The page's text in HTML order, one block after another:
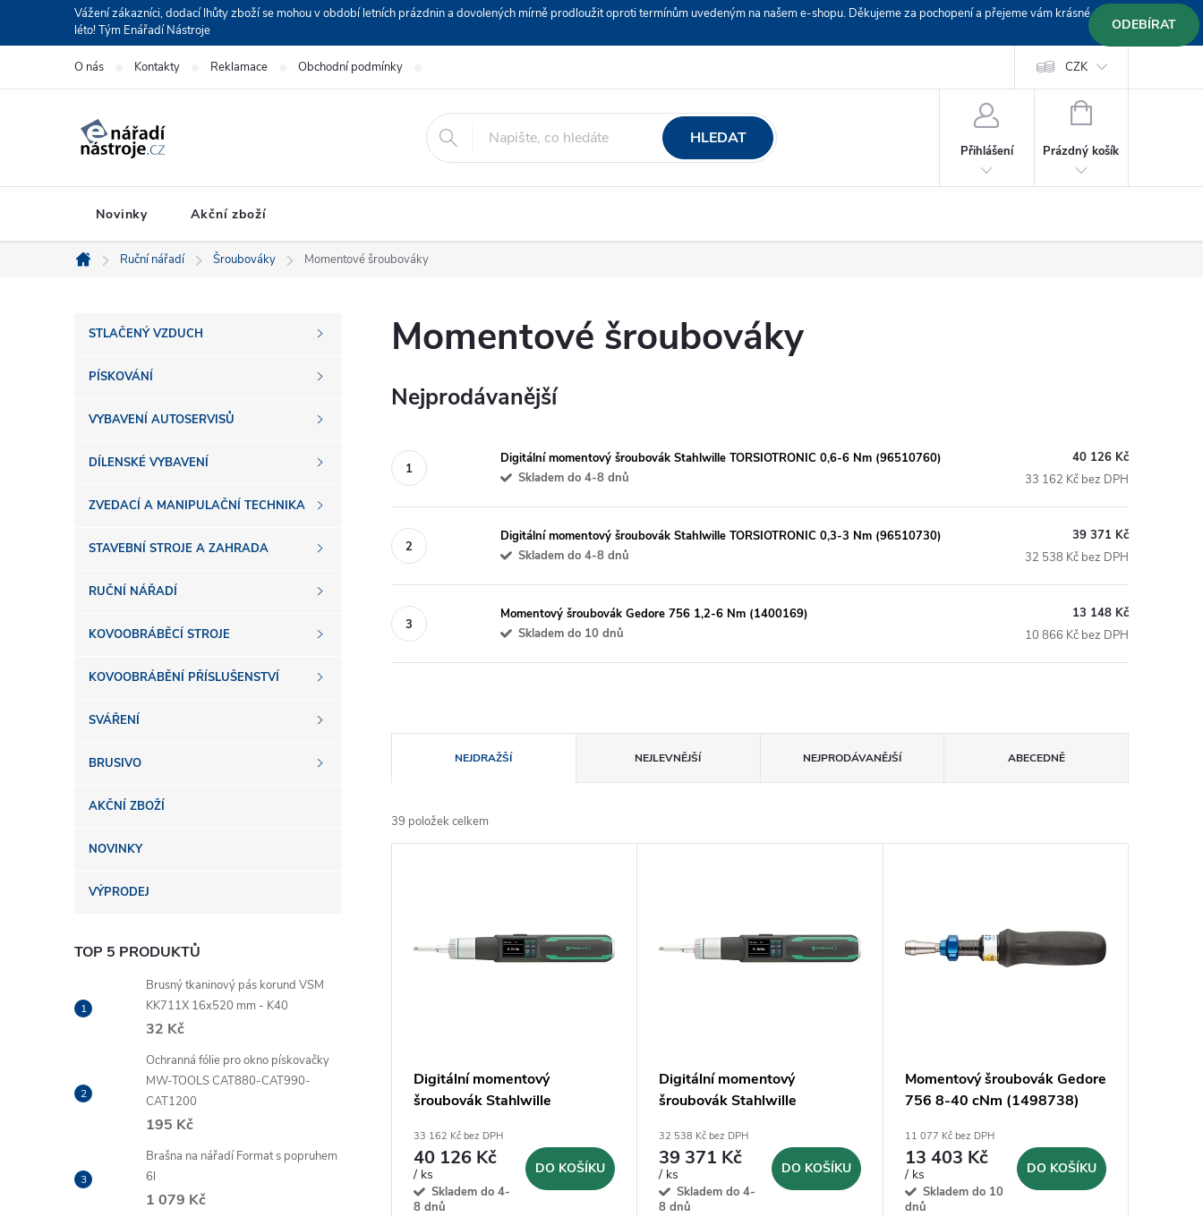
Vážení zákazníci, dodací lhůty zboží se mohou v období letních prázdnin a dovolených mírně prodloužit oproti termínům uvedeným na našem e-shopu. Děkujeme za pochopení a přejeme vám krásné
léto! Tým Enářadí Nástroje
O nás Kontakty Reklamace Obchodní podmínky Platba GoPay +420 603 319382
CZK
HLEDAT
Přihlášení
NÁKUPNÍ
Prázdný košík
Novinky Akční zboží
Domů
Ruční nářadí Šroubováky Momentové šroubováky
P
o
s
a
n
n
p
a
n
STLAČENÝ VZDUCH
PÍSKOVÁNÍ
VYBAVENÍ AUTOSERVISŮ
DÍLENSKÉ VYBAVENÍ
ZVEDACÍ A MANIPULAČNÍ TECHNIKA
STAVEBNÍ STROJE A ZAHRADA
RUČNÍ NÁŘADÍ
KOVOOBRÁBĚCÍ STROJE
KOVOOBRÁBĚNÍ PŘÍSLUŠENSTVÍ
SVÁŘENÍ
BRUSIVO
AKČNÍ ZBOŽÍ
NOVINKY
VÝPRODEJ
TOP 5 PRODUKTŮ
Brusný tkaninový pás korund VSM
KK711X 16x520 mm - K40
32 Kč
Ochranná fólie pro okno pískovačky
MW-TOOLS CAT880-CAT990-
CAT1200
195 Kč
Brašna na nářadí Format s popruhem
6l
1 079 Kč
ODEBÍRAT
Momentové šroubováky
Nejprodávanější
Digitální momentový šroubovák Stahlwille TORSIOTRONIC 0,6-6 Nm (96510760)
Skladem do 4-8 dnů
40 126 Kč
33 162 Kč bez DPH
Digitální momentový šroubovák Stahlwille TORSIOTRONIC 0,3-3 Nm (96510730)
Skladem do 4-8 dnů
39 371 Kč
32 538 Kč bez DPH
Momentový šroubovák Gedore 756 1,2-6 Nm (1400169)
Skladem do 10 dnů
13 148 Kč
10 866 Kč bez DPH
a
z
NEJDRAŽŠÍ NEJLEVNĚJŠÍ NEJPRODÁVANĚJŠÍ ABECEDNĚ
39 položek celkem
Digitální momentový
šroubovák Stahlwille
(96510760)
33 162 Kč bez DPH
40 126 Kč
/ ks
Skladem do 4-
8 dnů
DO KOŠÍKU
Digitální momentový
šroubovák Stahlwille
(96510730)
32 538 Kč bez DPH
39 371 Kč
/ ks
Skladem do 4-
8 dnů
DO KOŠÍKU
Momentový šroubovák Gedore
756 8-40 cNm (1498738)
11 077 Kč bez DPH
13 403 Kč
/ ks
Skladem do 10
dnů
DO KOŠÍKU